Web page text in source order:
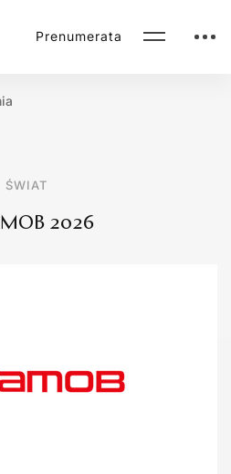
Prenumerata
ŚWIAT
2026